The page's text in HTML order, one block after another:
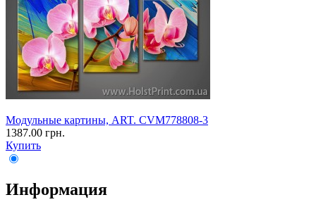
Модульные картины, ART. CVM778808-3
1387.00 грн.
Купить
Информация